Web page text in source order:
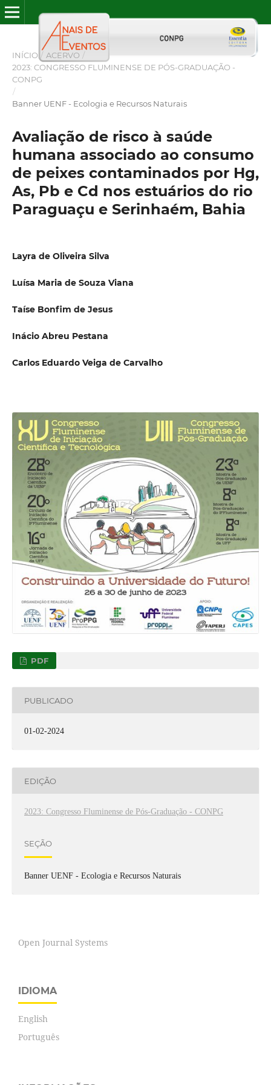
INÍCIO / ACERVO /
2023: CONGRESSO FLUMINENSE DE PÓS-GRADUAÇÃO -
CONPG
/
Banner UENF - Ecologia e Recursos Naturais
Avaliação de risco à saúde
humana associado ao consumo
de peixes contaminados por Hg,
As, Pb e Cd nos estuários do rio
Paraguaçu e Serinhaém, Bahia
Layra de Oliveira Silva
Luísa Maria de Souza Viana
Taíse Bonfim de Jesus
Inácio Abreu Pestana
Carlos Eduardo Veiga de Carvalho
PDF
PUBLICADO
01-02-2024
EDIÇÃO
2023: Congresso Fluminense de Pós-Graduação - CONPG
SEÇÃO
Banner UENF - Ecologia e Recursos Naturais
Open Journal Systems
IDIOMA
English
Português